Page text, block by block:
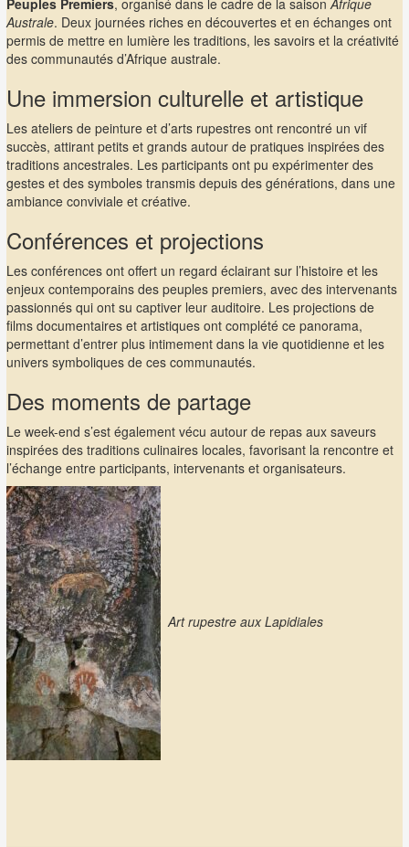
Peuples Premiers, organisé dans le cadre de la saisonAfrique
Australe. Deux journées riches en découvertes et en échanges ont
permis de mettre en lumière les traditions, les savoirs et la créativité
des communautés d’Afrique australe.
Une immersion culturelle et artistique
Les ateliers de peinture et d’arts rupestres ont rencontré un vif
succès, attirant petits et grands autour de pratiques inspirées des
traditions ancestrales. Les participants ont pu expérimenter des
gestes et des symboles transmis depuis des générations, dans une
ambiance conviviale et créative.
Conférences et projections
Les conférences ont offert un regard éclairant sur l’histoire et les
enjeux contemporains des peuples premiers, avec des intervenants
passionnés qui ont su captiver leur auditoire. Les projections de
films documentaires et artistiques ont complété ce panorama,
permettant d’entrer plus intimement dans la vie quotidienne et les
univers symboliques de ces communautés.
Des moments de partage
Le week-end s’est également vécu autour de repas aux saveurs
inspirées des traditions culinaires locales, favorisant la rencontre et
l’échange entre participants, intervenants et organisateurs.
Art rupestre aux Lapidiales